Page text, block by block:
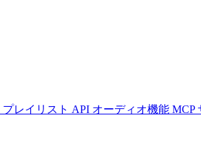
プレイリスト API オーディオ機能 MCP